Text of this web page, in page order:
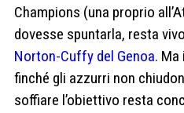
Champions (una proprio
dovesse spuntarla, resta
Norton-Cuffy del Genoa.
finché gli azzurri non
soffiare l’obiettivo resta